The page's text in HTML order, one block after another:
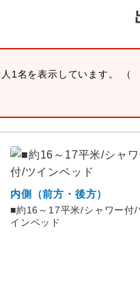
1名を表示しています。 （
内側（前方・後方）
■約16～17平米/シャワー付/
インベッド